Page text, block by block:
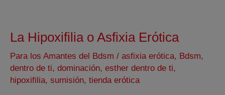
La Hipoxifilia o Asfixia Erótica
Para los Amantes del Bdsm / asfixia erótica, Bdsm,
dentro de ti, dominación, esther dentro de ti,
hipoxifilia, sumisión, tienda erótica